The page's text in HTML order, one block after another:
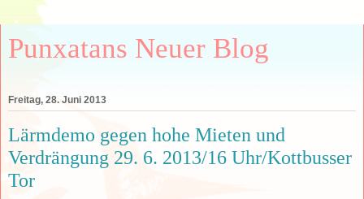
Punxatans Neuer Blog
Freitag, 28. Juni 2013
Lärmdemo gegen hohe Mieten und
Verdrängung 29. 6. 2013/16 Uhr/Kottbusser
Tor